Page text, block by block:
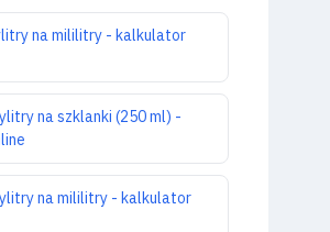
na mililitry - kalkulator
na szklanki (250 ml) -
na mililitry - kalkulator